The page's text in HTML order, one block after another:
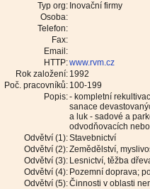
Typ org: Inovační firmy
Osoba:
Telefon:
Fax:
Email:
HTTP:www.rvm.cz
Rok založení: 1992
Poč. pracovníků: 100-199
Popis:- kompletní
sanace
a luk - sadové a
odvodňovacích
Odvětví (1):Stavebnictví
Odvětví (2):Zemědělství,
Odvětví (3): Lesnictví, těžba
Odvětví (4): Pozemní doprava;
Odvětví (5):Činnosti v oblasti